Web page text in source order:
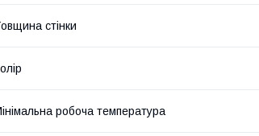
стінки
робоча температура